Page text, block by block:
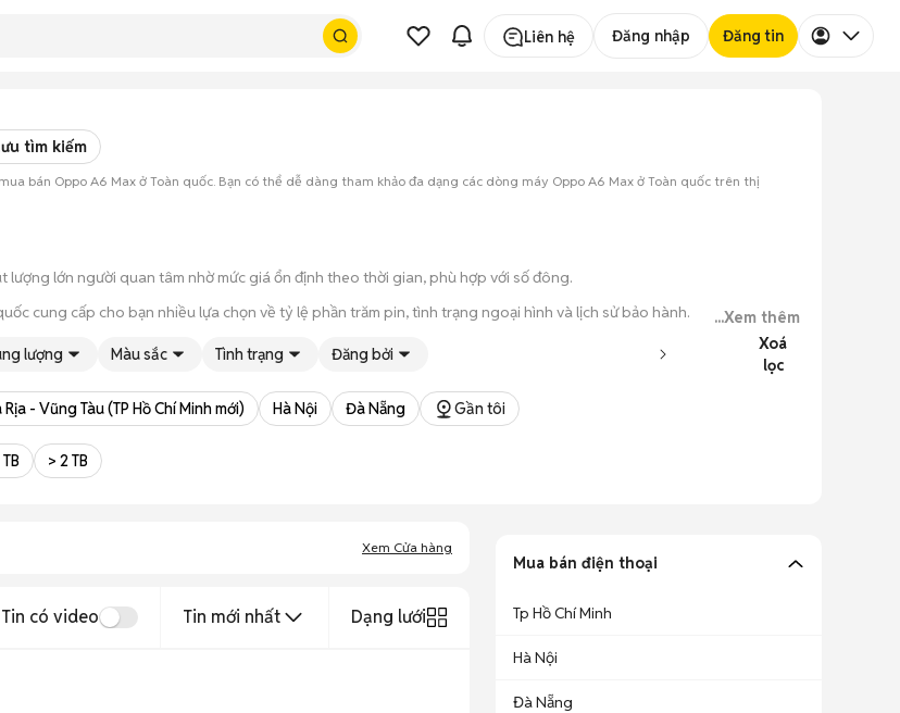
Liên hệ Đăng nhập Đăng tin
tìm kiếm
bán Oppo A6 Max ở Toàn quốc. Bạn có thể dễ dàng tham khảo đa dạng các dòng máy Oppo A6 Max ở Toàn quốc trên thị
lớn người quan tâm nhờ mức giá ổn định theo thời gian, phù hợp với số đông.
cung cấp cho bạn nhiều lựa chọn về tỷ lệ phần trăm pin, tình trạng ngoại hình và lịch sử bảo hành.
máy trên tay, test kỹ càng để tránh rủi ro khi mua đồ điện tử cũ.
...Xem thêm
lượng Màu sắc Tình trạng Đăng bởi
Xoá
lọc
Rịa - Vũng Tàu (TP Hồ Chí Minh mới) Hà Nội Đà Nẵng Gần tôi
> 2 TB
Xem Cửa hàng
Tin có video Tin mới nhất Dạng lưới
Mua bán điện thoại
Tp Hồ Chí Minh
Hà Nội
Đà Nẵng